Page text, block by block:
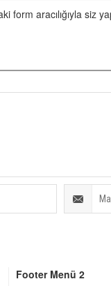
form aracılığıyla siz
Footer Menü 2